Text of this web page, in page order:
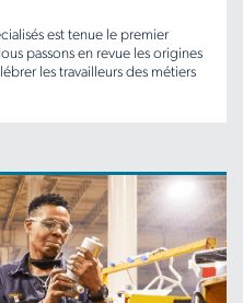
est tenue le premier
passons en revue les origines
les travailleurs des métiers
insights/what-